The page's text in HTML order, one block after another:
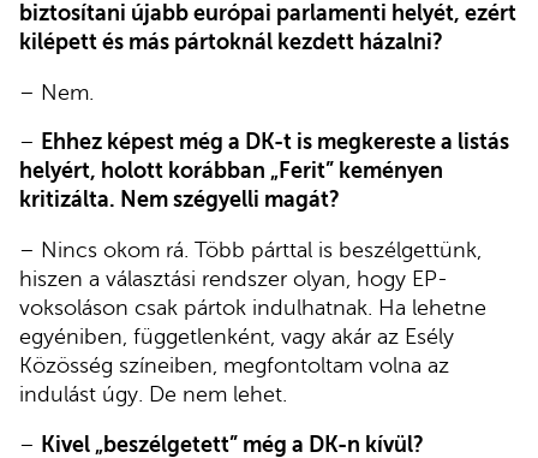
biztosítani újabb európai parlamenti helyét, ezért
kilépett és más pártoknál kezdett házalni?
– Nem.
– Ehhez képest még a DK-t is megkereste a listás
helyért, holott korábban „Ferit” keményen
kritizálta. Nem szégyelli magát?
– Nincs okom rá. Több párttal is beszélgettünk,
hiszen a választási rendszer olyan, hogy EP-
voksoláson csak pártok indulhatnak. Ha lehetne
egyéniben, függetlenként, vagy akár az Esély
Közösség színeiben, megfontoltam volna az
indulást úgy. De nem lehet.
– Kivel „beszélgetett” még a DK-n kívül?